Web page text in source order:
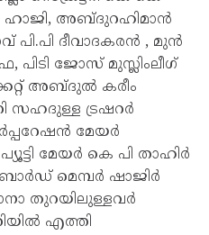
ഹാജി, അബ്ദുറഹിമാൻ
പി.പി ദീവാദകരൻ , മുൻ
ജോസ് മുസ്ലിംലീഗ്
അബ്ദുൽ കരീം
സഹദുള്ള ട്രഷറർ
മേയർ
മേയർ കെ പി താഹിർ
മെമ്പർ ഷാജിർ
തുറയിലുള്ളവർ
എത്തി